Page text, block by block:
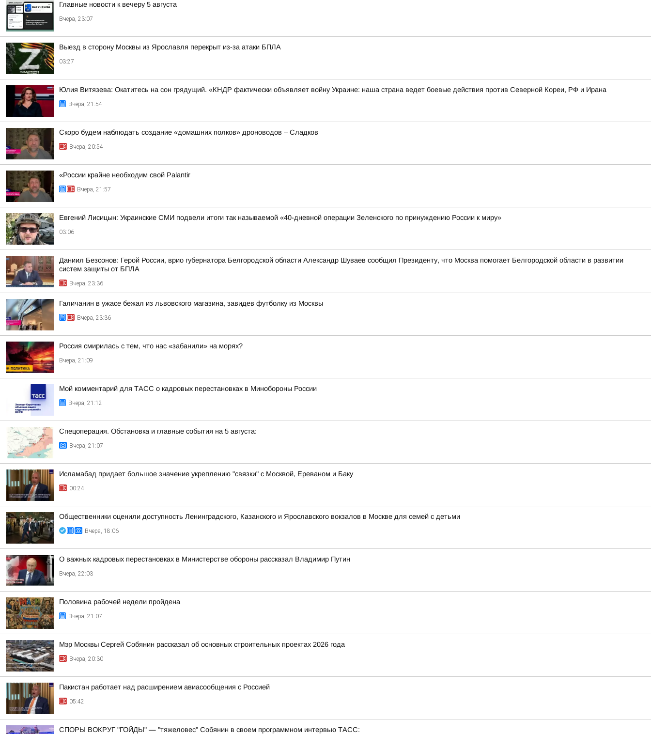
Главные новости к вечеру 5 августа
Вчера, 23:07
Выезд в сторону Москвы из Ярославля перекрыт из-за атаки БПЛА
03:27
Юлия Витязева: Окатитесь на сон грядущий. «КНДР фактически объявляет войну Украине: наша страна ведет боевые действия против Северной Кореи, РФ и Ирана
Вчера, 21:54
Скоро будем наблюдать создание «домашних полков» дроноводов – Сладков
Вчера, 20:54
«России крайне необходим свой Palantir
Вчера, 21:57
Евгений Лисицын: Украинские СМИ подвели итоги так называемой «40-дневной операции Зеленского по принуждению России к миру»
03:06
Даниил Безсонов: Герой России, врио губернатора Белгородской области Александр Шуваев сообщил Президенту, что Москва помогает Белгородской области в развитии
систем защиты от БПЛА
Вчера, 23:36
Галичанин в ужасе бежал из львовского магазина, завидев футболку из Москвы
Вчера, 23:36
Россия смирилась с тем, что нас «забанили» на морях?
Вчера, 21:09
Мой комментарий для ТАСС о кадровых перестановках в Минобороны России
Вчера, 21:12
Спецоперация. Обстановка и главные события на 5 августа:
Вчера, 21:07
Исламабад придает большое значение укреплению "связки" с Москвой, Ереваном и Баку
00:24
Общественники оценили доступность Ленинградского, Казанского и Ярославского вокзалов в Москве для семей с детьми
Вчера, 18:06
О важных кадровых перестановках в Министерстве обороны рассказал Владимир Путин
Вчера, 22:03
Половина рабочей недели пройдена
Вчера, 21:07
Мэр Москвы Сергей Собянин рассказал об основных строительных проектах 2026 года
Вчера, 20:30
Пакистан работает над расширением авиасообщения с Россией
05:42
СПОРЫ ВОКРУГ "ГОЙДЫ" — "тяжеловес" Собянин в своем программном интервью ТАСС: